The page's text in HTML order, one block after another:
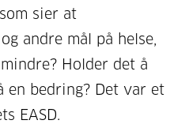
sier at
andre mål på helse,
Holder det å
en bedring? Det var et
EASD.